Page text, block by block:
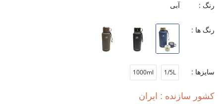
رنگ : آبی
رنگ ها :
سایزها : 1/5L
1000ml
کشور سازنده : ایران